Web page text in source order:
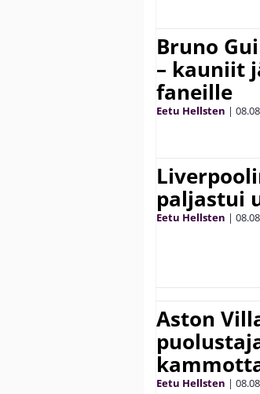
Bruno
– kauniit
faneille
Eetu Hellsten |
paljastui
Eetu Hellsten |
Aston
Eetu Hellsten |